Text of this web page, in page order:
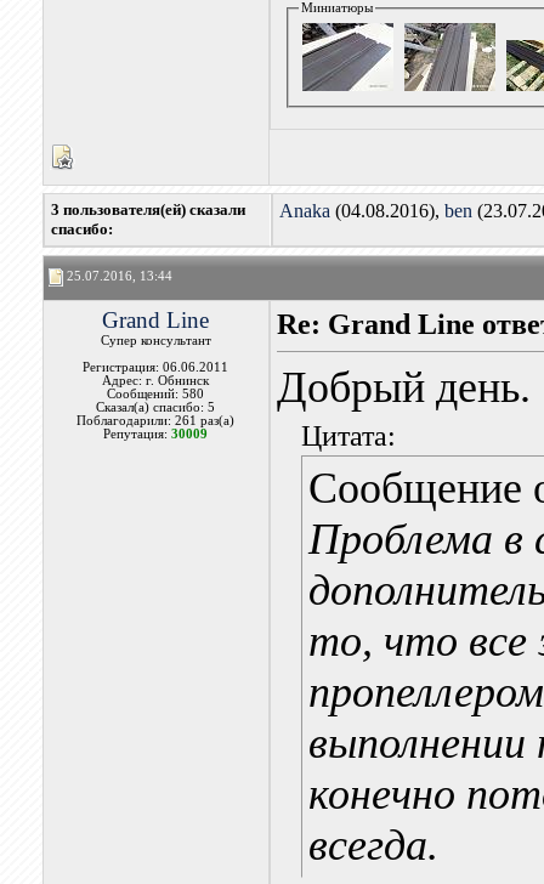
Миниатюры
3 пользователя(ей) сказали
cпасибо:
Anaka (04.08.2016), ben
25.07.2016, 13:44
Grand Line
Супер консультант
Регистрация: 06.06.2011
Адрес: г. Обнинск
Сообщений: 580
Сказал(а) спасибо: 5
Поблагодарили: 261 раз(а)
Репутация:30009
Re: Grand Line
Добрый день.
Цитата:
Сообщение
Проблема в
то, что все
конечно
всегда.